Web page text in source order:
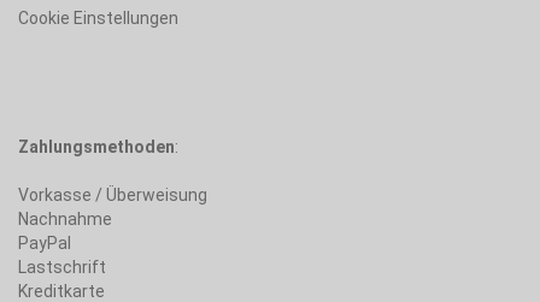
Cookie Einstellungen
Zahlungsmethoden:
Vorkasse / Überweisung
Nachnahme
PayPal
Lastschrift
Kreditkarte